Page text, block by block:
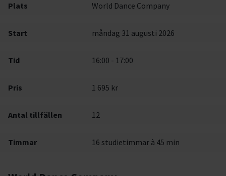
Plats World Dance Company
Start måndag 31 augusti 2026
Tid 16:00 - 17:00
Pris 1 695 kr
Antal tillfällen 12
Timmar 16 studietimmar à 45 min